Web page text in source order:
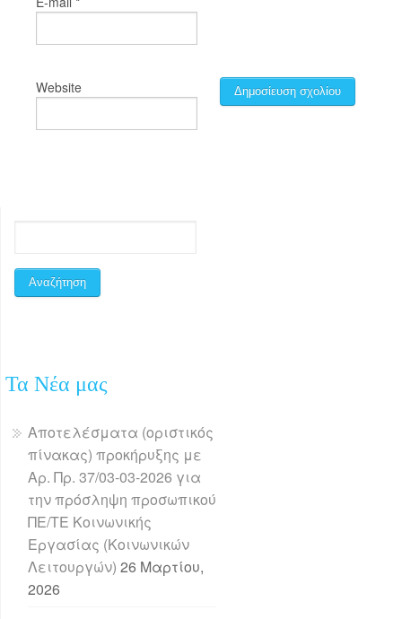
Website
Τα Νέα μας
Αποτελέσματα (οριστικός
πίνακας) προκήρυξης με
Αρ. Πρ. 37/03-03-2026 για
την πρόσληψη προσωπικού
ΠΕ/ΤΕ Κοινωνικής
Εργασίας (Κοινωνικών
Λειτουργών) 26 Μαρτίου,
2026